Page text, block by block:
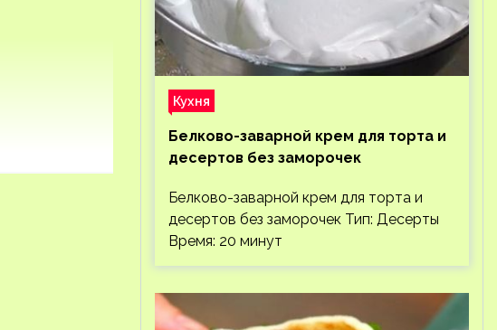
Кухня
Белково-заварной крем для торта и
десертов без заморочек
Белково-заварной крем для торта и
десертов без заморочек Тип: Десерты
Время: 20 минут